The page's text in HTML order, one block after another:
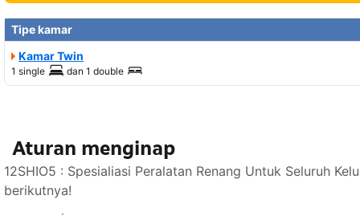
Tipe kamar
Kamar Twin
1 single dan 1 double
Aturan menginap
12SHIO5 : Spesialiasi Peralatan Renang Untuk Seluruh
berikutnya!
Lihat ketersediaan